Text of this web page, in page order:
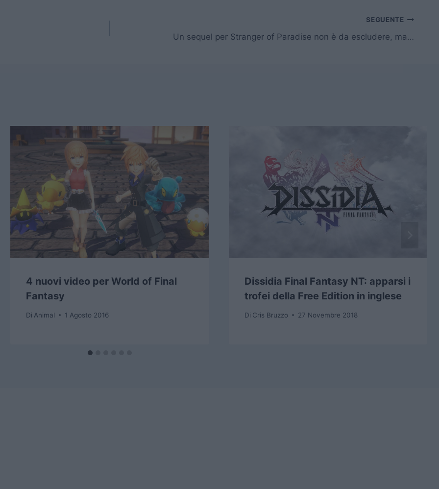
SEGUENTE
Un sequel per Stranger of Paradise non è da escludere, ma…
4 nuovi video per World of Final
Fantasy
Di Animal 1 Agosto 2016
Dissidia Final Fantasy NT: apparsi i
trofei della Free Edition in inglese
Di Cris Bruzzo 27 Novembre 2018